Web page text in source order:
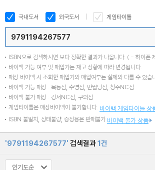
국내도서 외국도서 게임타이틀
ISBN으로 검색하시면 보다 정확한 결과가 나옵니다. ( - 하이픈
바이백 가능 여부 및 매입가는 재고 상황에 따라 변경됩니다.
매장 바이백 시 조회한 매입가와 매입여부는 실제와 다를 수 있습
바이백 가능 매장 : 목동점, 수영점, 반월당점, 청주NC점
바이백 불가 매장 : 강서NC점, 구의점
게임타이틀은 매장바이백이 불가합니다. 바이백 게임타이틀 상
ISBN 불일치, 상태불량, 증정용은 판매불가 바이백 불가 상품
'9791194267577' 검색결과1건